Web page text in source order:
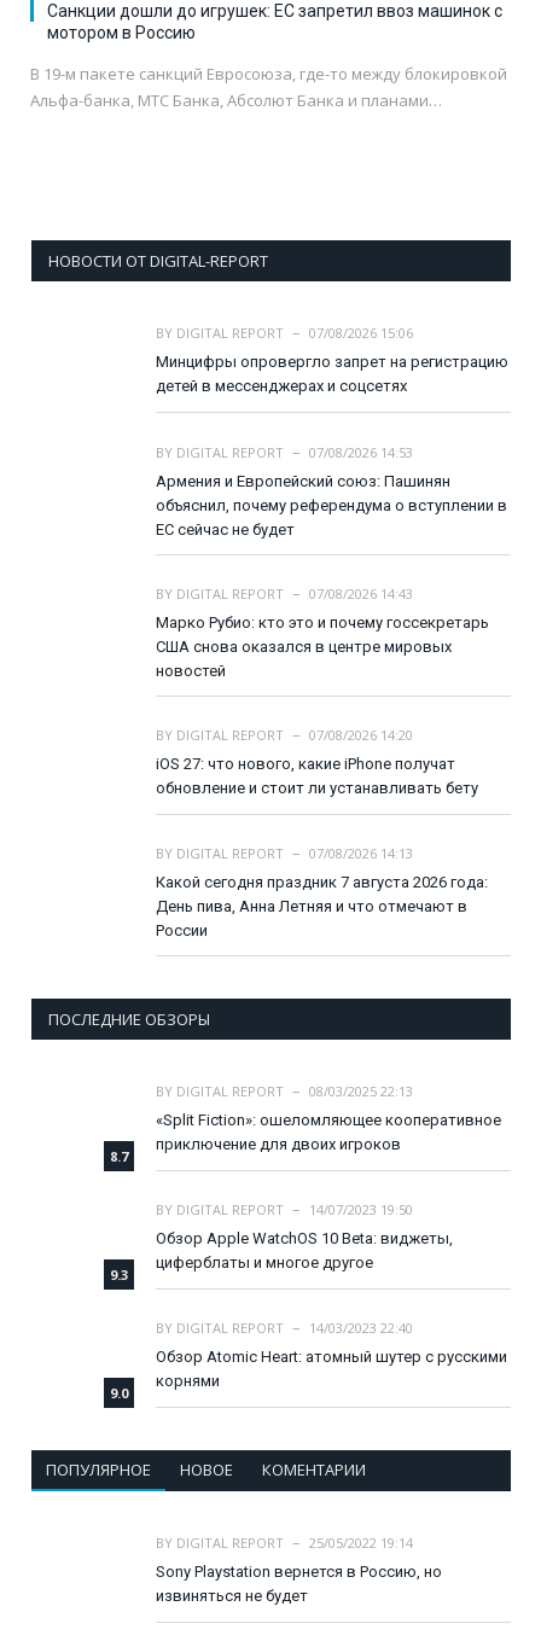
Санкции дошли до игрушек: ЕС запретил ввоз машинок с
мотором в Россию
В 19-м пакете санкций Евросоюза, где-то между блокировкой
Альфа-банка, МТС Банка, Абсолют Банка и планами…
НОВОСТИ ОТ DIGITAL-REPORT
BY DIGITAL REPORT
07/08/2026 15:06
Минцифры опровергло запрет на регистрацию
детей в мессенджерах и соцсетях
BY DIGITAL REPORT
07/08/2026 14:53
Армения и Европейский союз: Пашинян
объяснил, почему референдума о вступлении в
ЕС сейчас не будет
BY DIGITAL REPORT
07/08/2026 14:43
Марко Рубио: кто это и почему госсекретарь
США снова оказался в центре мировых
новостей
BY DIGITAL REPORT
07/08/2026 14:20
iOS 27: что нового, какие iPhone получат
обновление и стоит ли устанавливать бету
BY DIGITAL REPORT
07/08/2026 14:13
Какой сегодня праздник 7 августа 2026 года:
День пива, Анна Летняя и что отмечают в
России
ПОСЛЕДНИЕ ОБЗОРЫ
8.7
BY DIGITAL REPORT
08/03/2025 22:13
«Split Fiction»: ошеломляющее кооперативное
приключение для двоих игроков
9.3
BY DIGITAL REPORT
14/07/2023 19:50
Обзор Apple WatchOS 10 Beta: виджеты,
циферблаты и многое другое
9.0
BY DIGITAL REPORT
14/03/2023 22:40
Обзор Atomic Heart: атомный шутер с русскими
корнями
ПОПУЛЯРНОЕ НОВОЕ КОМЕНТАРИИ
BY DIGITAL REPORT
25/05/2022 19:14
Sony Playstation вернется в Россию, но
извиняться не будет